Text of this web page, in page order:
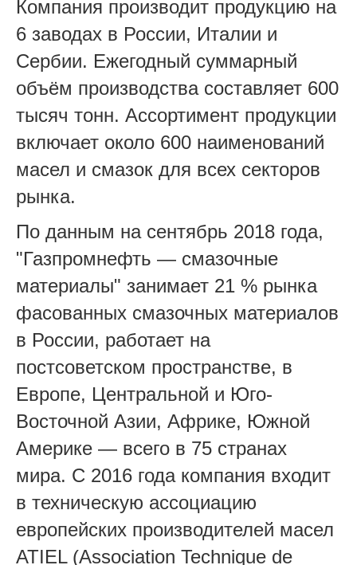
Компания производит продукцию на
6 заводах в России, Италии и
Сербии. Ежегодный суммарный
объём производства составляет 600
тысяч тонн. Ассортимент продукции
включает около 600 наименований
масел и смазок для всех секторов
рынка.
По данным на сентябрь 2018 года,
"Газпромнефть — смазочные
материалы" занимает 21 % рынка
фасованных смазочных материалов
в России, работает на
постсоветском пространстве, в
Европе, Центральной и Юго-
Восточной Азии, Африке, Южной
Америке — всего в 75 странах
мира. С 2016 года компания входит
в техническую ассоциацию
европейских производителей масел
ATIEL (Association Technique de